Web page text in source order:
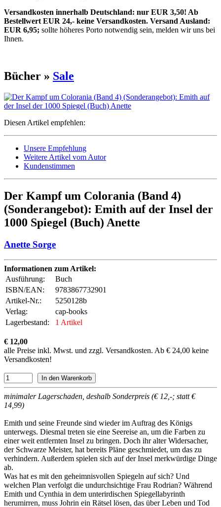
Versandkosten innerhalb Deutschland: nur EUR 3,50! Ab
Bestellwert EUR 24,- keine Versandkosten. Versand Ausland:
EUR 6,95; sollte höheres Porto notwendig sein, melden wir uns bei
Ihnen.
Bücher » Sale
Diesen Artikel empfehlen:
Unsere Empfehlung
Weitere Artikel vom Autor
Kundenstimmen
Der Kampf um Colorania (Band 4)
(Sonderangebot): Emith auf der Insel der
1000 Spiegel (Buch) Anette
Anette Sorge
Informationen zum Artikel:
Ausführung:
Buch
ISBN/EAN:
9783867732901
Artikel-Nr.:
5250128b
Verlag:
cap-books
Lagerbestand:
1 Artikel
€ 12,00
alle Preise inkl. Mwst. und zzgl. Versandkosten. Ab € 24,00 keine
Versandkosten!
minimaler Lagerschaden, deshalb Sonderpreis (€ 12,-; statt €
14,99)
Emith und seine Freunde sind wieder im Auftrag des Königs
unterwegs. Diesmal treten sie eine Seereise an, um die Farben zu
einer weit entfernten Insel zu bringen. Doch ihr alter Widersacher,
der Schwarze Meister, hat bereits Pläne geschmiedet, um das zu
verhindern. Außerdem spielen sich auf der Insel merkwürdige Dinge
ab.
Was hat es mit den geheimnisvollen Spiegeln auf sich? Und
welchen Plan verfolgt die undurchsichtige Frau Rodrian? Während
Emith und Cynthia in dem unterirdischen Spiegellabyrinth
herumirren, muss Johrin ein Rätsel lösen, das über Leben und Tod